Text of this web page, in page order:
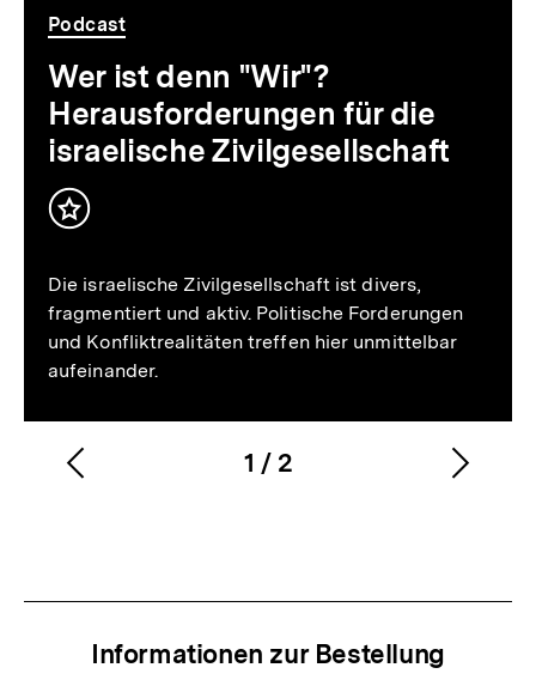
Podcast
Wer ist denn "Wir"?
Herausforderungen für die
israelische Zivilgesellschaft
Inhalt
Die israelische Zivilgesellschaft ist divers,
fragmentiert und aktiv. Politische Forderungen
und Konfliktrealitäten treffen hier unmittelbar
aufeinander.
Karussellinhalt
1
von
/ 2
Vorherigen
Informationen zur Bestellung